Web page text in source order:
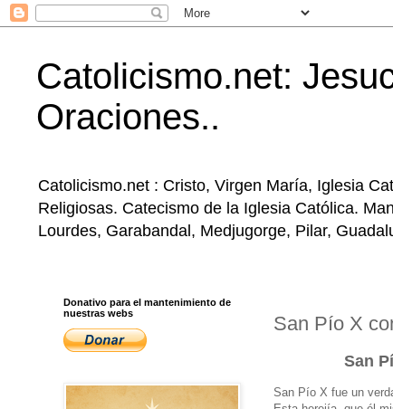
Catolicismo.net:
Oraciones..
Catolicismo.net : Cristo, Virgen María, Iglesia
Religiosas. Catecismo de la Iglesia Católica.
Lourdes, Garabandal, Medjugorge, Pilar,
San Pío X
San
San Pío X fue un
Donativo para el mantenimiento de
nuestras webs